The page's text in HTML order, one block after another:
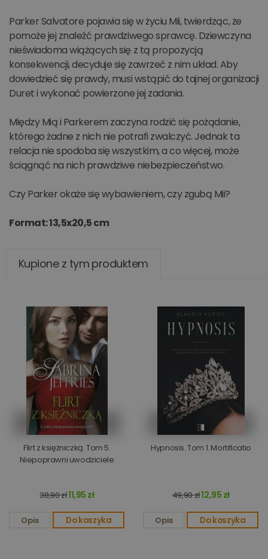
Parker Salvatore pojawia się w życiu Mii, twierdząc, że
pomoże jej znaleźć prawdziwego sprawcę. Dziewczyna
nieświadoma wiążących się z tą propozycją
konsekwencji, decyduje się zawrzeć z nim układ. Aby
dowiedzieć się prawdy, musi wstąpić do tajnej organizacji
Duret i wykonać powierzone jej zadania.
Między Mią i Parkerem zaczyna rodzić się pożądanie,
którego żadne z nich nie potrafi zwalczyć. Jednak ta
relacja nie spodoba się wszystkim, a co więcej, może
ściągnąć na nich prawdziwe niebezpieczeństwo.
Czy Parker okaże się wybawieniem, czy zgubą Mii?
Format: 13,5x20,5 cm
Kupione z tym produktem
Flirt z księżniczką. Tom 5.
Niepoprawni uwodziciele
38,90 zł11,95 zł
Opis Do koszyka
Hypnosis. Tom 1. Mortificatio
49,90 zł12,95 zł
Opis Do koszyka